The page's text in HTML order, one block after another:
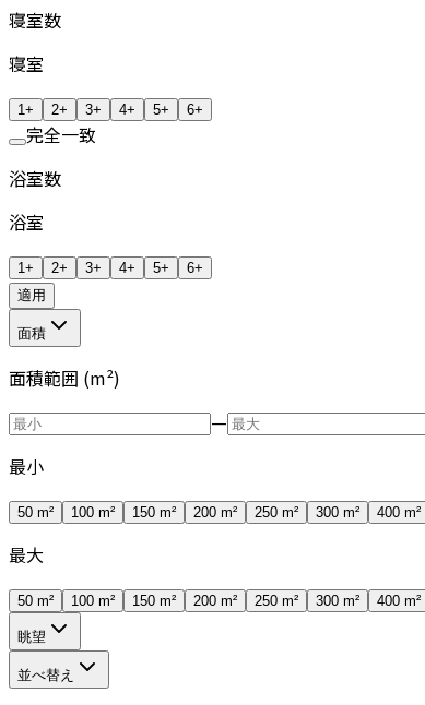
寝室数
寝室
1+ 2+ 3+ 4+ 5+ 6+
完全一致
浴室数
浴室
1+ 2+ 3+ 4+ 5+
6+
適用
面積
面積範囲 (m²)
—
最小
50 m² 100 m² 150 m² 200 m² 250 m² 300 m² 400 m²
最大
50 m² 100 m² 150 m² 200 m² 250 m² 300 m² 400 m²
眺望
並べ替え